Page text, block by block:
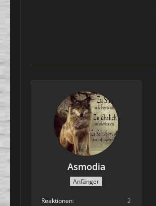
Asmodia
Anfänger
Reaktionen
2